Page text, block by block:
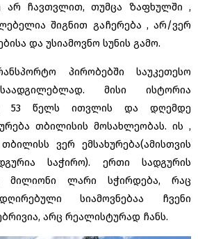
არ ჩავთვლით, თუმცა ზაფხულში ,
შიგნით გაჩერება , არ/ვერ
და უსიამოვნო სუნის გამო.
პირობებში საუკეთესო
მისი ისტორია
53 წელს ითვლის და დღემდე
თბილისის მოსახლეობას. ის ,
ვერ ემსახურება(ამისთვის
საჭირო). ერთი სადგურის
მილიონი ლარი სჭირდება, რაც
სიამოვნებაა ჩვენი
არც რეალისტურად ჩანს.